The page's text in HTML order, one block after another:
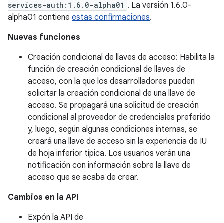
services-auth:1.6.0-alpha01 . La versión 1.6.0-
alpha01 contiene estas confirmaciones.
Nuevas funciones
Creación condicional de llaves de acceso: Habilita la
función de creación condicional de llaves de
acceso, con la que los desarrolladores pueden
solicitar la creación condicional de una llave de
acceso. Se propagará una solicitud de creación
condicional al proveedor de credenciales preferido
y, luego, según algunas condiciones internas, se
creará una llave de acceso sin la experiencia de IU
de hoja inferior típica. Los usuarios verán una
notificación con información sobre la llave de
acceso que se acaba de crear.
Cambios en la API
Expón la API de